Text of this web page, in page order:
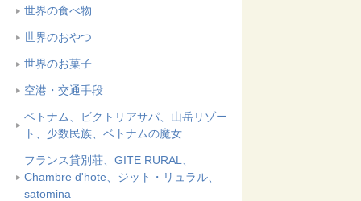
世界の食べ物
世界のおやつ
世界のお菓子
空港・交通手段
ベトナム、ビクトリアサパ、山岳リゾー
ト、少数民族、ベトナムの魔女
フランス貸別荘、GITE RURAL、
Chambre d'hote、ジット・リュラル、
satomina